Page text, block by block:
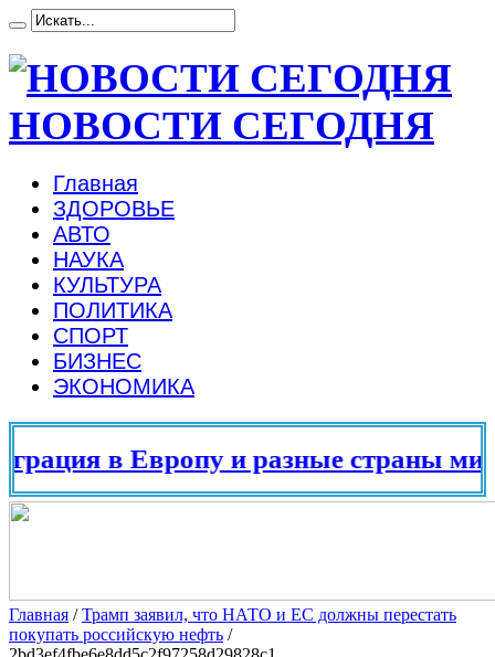
НОВОСТИ СЕГОДНЯ
Главная
ЗДОРОВЬЕ
АВТО
НАУКА
КУЛЬТУРА
ПОЛИТИКА
СПОРТ
БИЗНЕС
ЭКОНОМИКА
в Европу и разные страны мира
Главная /Трамп заявил, что НАТО и ЕС должны перестать
покупать российскую нефть /